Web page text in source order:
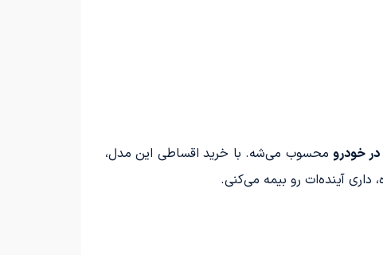
در خودرو محسوب می‌شه. با خرید اقساطی این مدل،
داری آینده‌ات رو بیمه می‌کنی.